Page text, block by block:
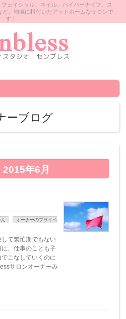
ェイシャル、ネイル、ハイパーナイフ、ス
。地域に根付いたアットホームなサロンで
す！
ーブログ
2015年6月
オーナーのプライベ
て繁忙期でもない
、仕事のことも子
こなしていくのに
サロンオーナーみ